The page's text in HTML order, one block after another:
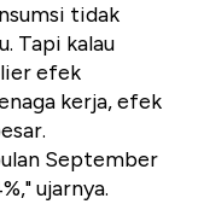
tidak
Tapi kalau
efek
kerja, efek
September
ujarnya.